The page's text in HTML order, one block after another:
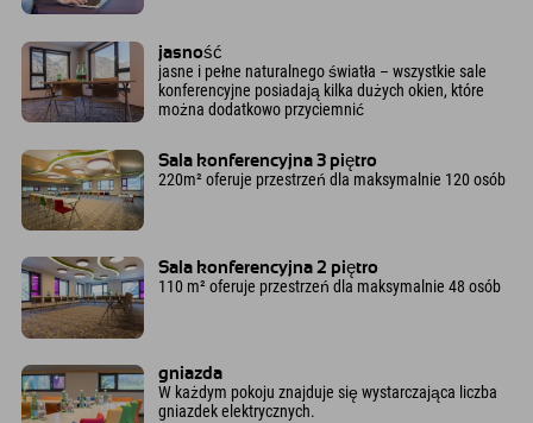
jasność
jasne i pełne naturalnego światła – wszystkie sale
konferencyjne posiadają kilka dużych okien, które
można dodatkowo przyciemnić
Sala konferencyjna 3 piętro
220m² oferuje przestrzeń dla maksymalnie 120 osób
Sala konferencyjna 2 piętro
110 m² oferuje przestrzeń dla maksymalnie 48 osób
gniazda
W każdym pokoju znajduje się wystarczająca liczba
gniazdek elektrycznych.